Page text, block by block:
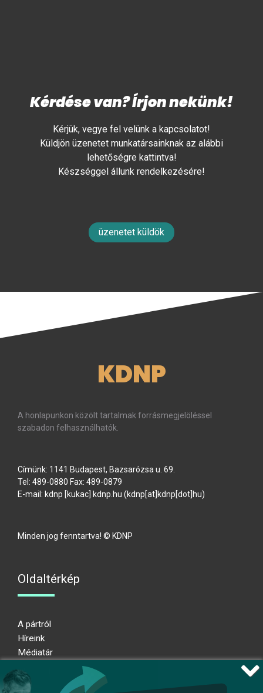
Kérdése van? Írjon nekünk!
Kérjük, vegye fel velünk a kapcsolatot!
Küldjön üzenetet munkatársainknak az alábbi
lehetőségre kattintva!
Készséggel állunk rendelkezésére!
üzenetet küldök
KDNP
A honlapunkon közölt tartalmak forrásmegjelöléssel
szabadon felhasználhatók.
Címünk: 1141 Budapest, Bazsarózsa u. 69.
Tel: 489-0880 Fax: 489-0879
E-mail: kdnp [kukac] kdnp hu (kdnp[at]kdnp[dot]hu)
Minden jog fenntartva! © KDNP
Oldaltérkép
A pártról
Híreink
Médiatár
Adatkezelési nyilatkozat